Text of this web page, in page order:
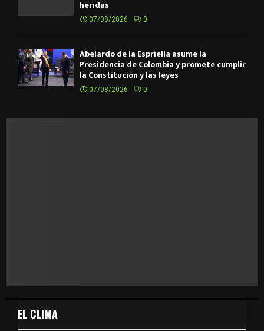
heridas
07/08/2026 0
Abelardo de la Espriella asume la
Presidencia de Colombia y promete cumplir
la Constitución y las leyes
07/08/2026 0
EL CLIMA